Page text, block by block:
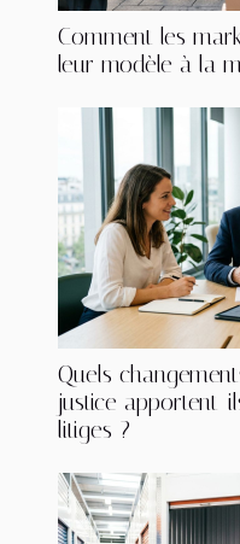
Comment les
leur modèle à la
Quels
justice apportent-
litiges ?